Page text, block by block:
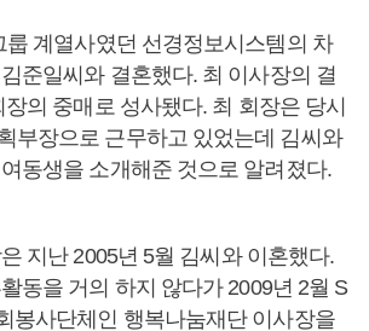
룹 계열사였던 선경정보시스템의 차
준일씨와 결혼했다. 최 이사장의 결
의 중매로 성사됐다. 최 회장은 당시
부장으로 근무하고 있었는데 김씨와
동생을 소개해준 것으로 알려졌다.
지난 2005년 5월 김씨와 이혼했다.
동을 거의 하지 않다가 2009년 2월 S
봉사단체인 행복나눔재단 이사장을